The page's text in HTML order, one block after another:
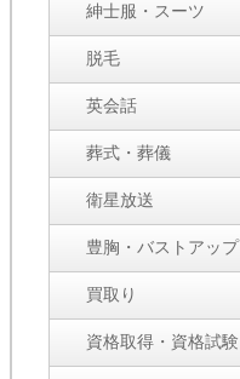
紳士服・スーツ
脱毛
英会話
葬式・葬儀
衛星放送
豊胸・バストアップ
買取り
資格取得・資格試験